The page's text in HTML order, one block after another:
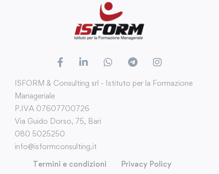
ISFORM & Consulting srl - Istituto per la Formazione
Manageriale
P.IVA 07607700726
Via Guido Dorso, 75, Bari
080 5025250
info@isformconsulting.it
Termini e condizioni
Privacy Policy